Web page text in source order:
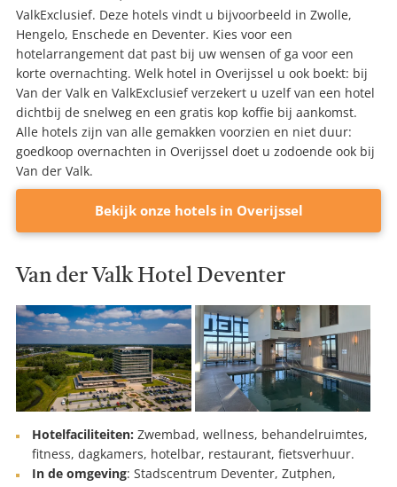
ValkExclusief. Deze hotels vindt u bijvoorbeeld in Zwolle,
Hengelo, Enschede en Deventer. Kies voor een
hotelarrangement dat past bij uw wensen of ga voor een
korte overnachting. Welk hotel in Overijssel u ook boekt: bij
Van der Valk en ValkExclusief verzekert u uzelf van een hotel
dichtbij de snelweg en een gratis kop koffie bij aankomst.
Alle hotels zijn van alle gemakken voorzien en niet duur:
goedkoop overnachten in Overijssel doet u zodoende ook bij
Van der Valk.
Bekijk onze hotels in Overijssel
Van der Valk Hotel Deventer
Hotelfaciliteiten: Zwembad, wellness, behandelruimtes,
fitness, dagkamers, hotelbar, restaurant, fietsverhuur.
In de omgeving: Stadscentrum Deventer, Zutphen,